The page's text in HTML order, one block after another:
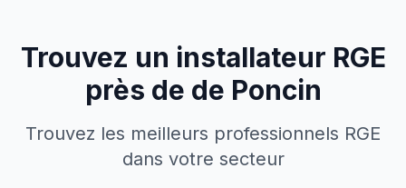
Trouvez un installateur RGE
près de de Poncin
Trouvez les meilleurs professionnels RGE
dans votre secteur